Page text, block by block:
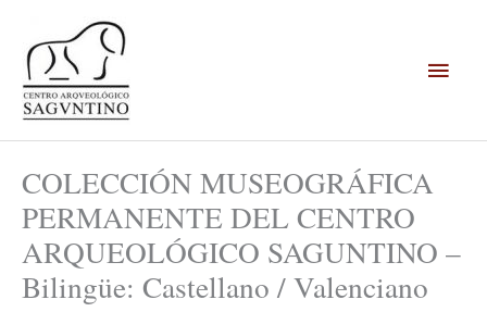
contenido
COLECCIÓN MUSEOGRÁFICA
PERMANENTE DEL CENTRO
ARQUEOLÓGICO SAGUNTINO –
Bilingüe: Castellano / Valenciano